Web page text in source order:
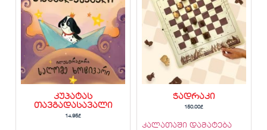
კუპატას
თავგადასავალი
14.95₾
ჭადრაკი
150.00₾
კალათაში დამატება